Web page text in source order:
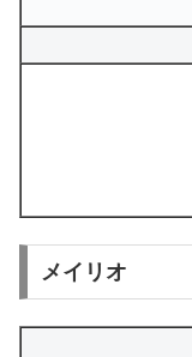
メイリオ